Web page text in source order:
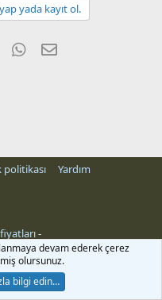
yada kayıt ol.
Tumblr WhatsApp
politikası
Yardım
-
devam ederek çerez
olursunuz.
bilgi edin…